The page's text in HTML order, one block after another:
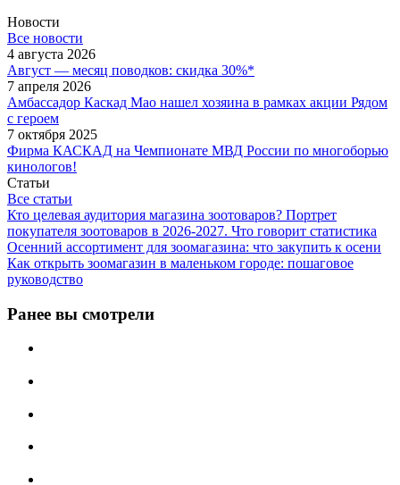
Новости
Все новости
4 августа 2026
Август — месяц поводков: скидка 30%*
7 апреля 2026
Амбассадор Каскад Мао нашел хозяина в рамках акции Рядом
с героем
7 октября 2025
Фирма КАСКАД на Чемпионате МВД России по многоборью
кинологов!
Статьи
Все статьи
Кто целевая аудитория магазина зоотоваров? Портрет
покупателя зоотоваров в 2026-2027. Что говорит статистика
Осенний ассортимент для зоомагазина: что закупить к осени
Как открыть зоомагазин в маленьком городе: пошаговое
руководство
Ранее вы смотрели